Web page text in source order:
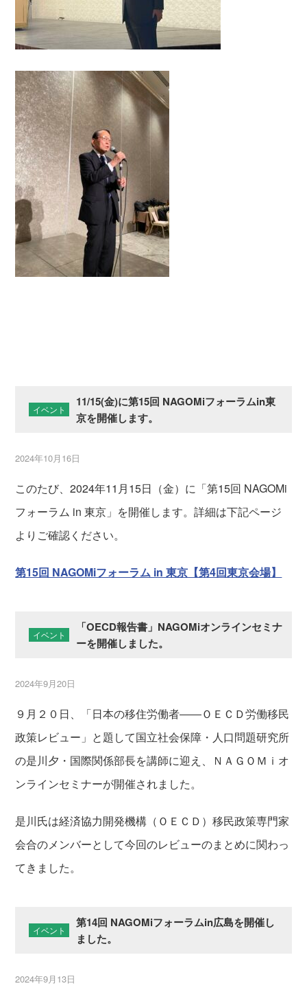
イベント
11/15(金)に第15回 NAGOMiフォーラムin東
京を開催します。
2024年10月16日
このたび、2024年11月15日（金）に「第15回 NAGOMi
フォーラム in 東京」を開催します。詳細は下記ページ
よりご確認ください。
第15回 NAGOMiフォーラム in 東京【第4回東京会場】
イベント
「OECD報告書」NAGOMiオンラインセミナ
ーを開催しました。
2024年9月20日
９月２０日、「日本の移住労働者――ＯＥＣＤ労働移民
政策レビュー」と題して国立社会保障・人口問題研究所
の是川夕・国際関係部長を講師に迎え、ＮＡＧＯＭｉオ
ンラインセミナーが開催されました。
是川氏は経済協力開発機構（ＯＥＣＤ）移民政策専門家
会合のメンバーとして今回のレビューのまとめに関わっ
てきました。
イベント
第14回 NAGOMiフォーラムin広島を開催し
ました。
2024年9月13日